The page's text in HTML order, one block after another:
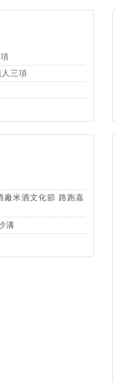
三項
廠米酒文化節 路跑嘉
溝